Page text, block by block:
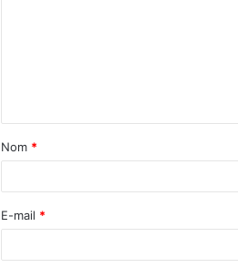
Nom *
E-mail *